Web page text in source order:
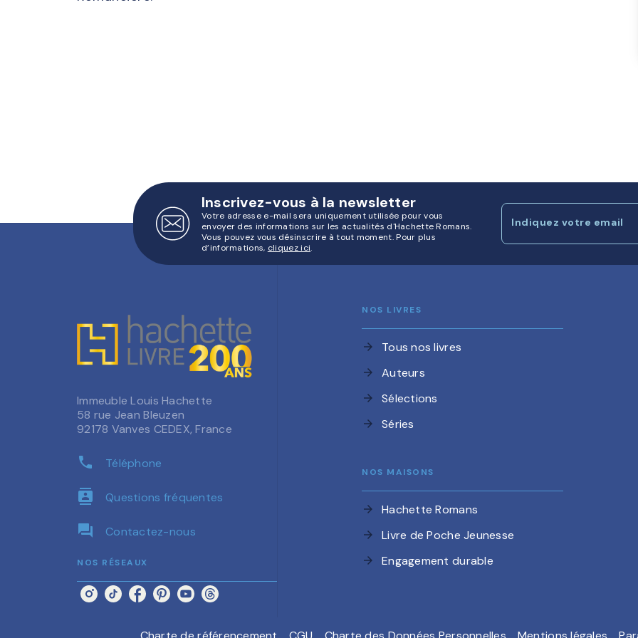
Inscrivez-vous à la newsletter
Votre adresse e-mail sera uniquement utilisée pour vous
envoyer des informations sur les actualités d'Hachette Romans.
Vous pouvez vous désinscrire à tout moment. Pour plus
d’informations, cliquez ici.
Indiquez votre email
Immeuble Louis Hachette
58 rue Jean Bleuzen
92178 Vanves CEDEX, France
phone Téléphone
contacts Questions fréquentes
question_answer Contactez-nous
NOS RÉSEAUX
NOS LIVRES
arrow_forward Tous nos livres
arrow_forward Auteurs
arrow_forward Sélections
arrow_forward Séries
NOS MAISONS
arrow_forward Hachette Romans
arrow_forward Livre de Poche Jeunesse
arrow_forward Engagement durable